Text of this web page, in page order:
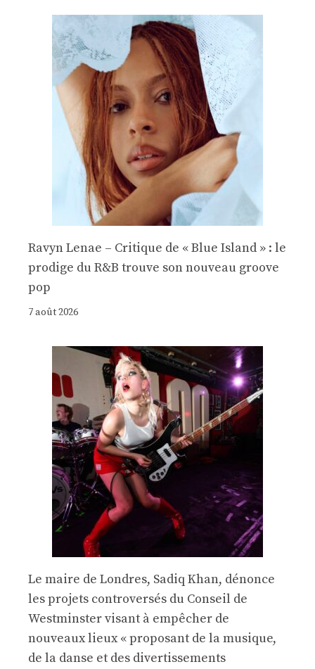
Ravyn Lenae – Critique de « Blue Island » : le
prodige du R&B trouve son nouveau groove
pop
7 août 2026
Le maire de Londres, Sadiq Khan, dénonce
les projets controversés du Conseil de
Westminster visant à empêcher de
nouveaux lieux « proposant de la musique,
de la danse et des divertissements